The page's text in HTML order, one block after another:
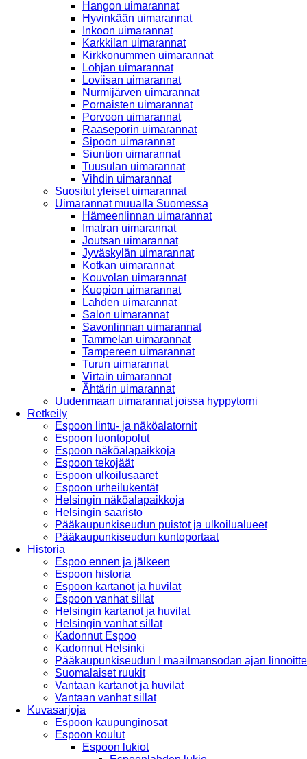
Hangon uimarannat
Hyvinkään uimarannat
Inkoon uimarannat
Karkkilan uimarannat
Kirkkonummen uimarannat
Lohjan uimarannat
Loviisan uimarannat
Nurmijärven uimarannat
Pornaisten uimarannat
Porvoon uimarannat
Raaseporin uimarannat
Sipoon uimarannat
Siuntion uimarannat
Tuusulan uimarannat
Vihdin uimarannat
Suositut yleiset uimarannat
Uimarannat muualla Suomessa
Hämeenlinnan uimarannat
Imatran uimarannat
Joutsan uimarannat
Jyväskylän uimarannat
Kotkan uimarannat
Kouvolan uimarannat
Kuopion uimarannat
Lahden uimarannat
Salon uimarannat
Savonlinnan uimarannat
Tammelan uimarannat
Tampereen uimarannat
Turun uimarannat
Virtain uimarannat
Ähtärin uimarannat
Uudenmaan uimarannat joissa hyppytorni
Retkeily
Espoon lintu- ja näköalatornit
Espoon luontopolut
Espoon näköalapaikkoja
Espoon tekojäät
Espoon ulkoilusaaret
Espoon urheilukentät
Helsingin näköalapaikkoja
Helsingin saaristo
Pääkaupunkiseudun puistot ja ulkoilualueet
Pääkaupunkiseudun kuntoportaat
Historia
Espoo ennen ja jälkeen
Espoon historia
Espoon kartanot ja huvilat
Espoon vanhat sillat
Helsingin kartanot ja huvilat
Helsingin vanhat sillat
Kadonnut Espoo
Kadonnut Helsinki
Pääkaupunkiseudun I maailmansodan ajan
Suomalaiset ruukit
Vantaan kartanot ja huvilat
Vantaan vanhat sillat
Kuvasarjoja
Espoon kaupunginosat
Espoon koulut
Espoon lukiot